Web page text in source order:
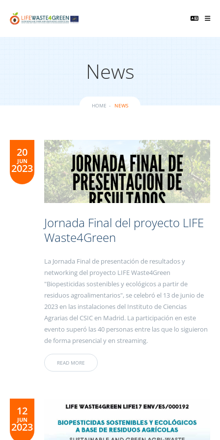
News
HOME NEWS
20
JUN
2023
Jornada Final del proyecto LIFE
Waste4Green
La Jornada Final de presentación de resultados y
networking del proyecto LIFE Waste4Green
"Biopesticidas sostenibles y ecológicos a partir de
residuos agroalimentarios", se celebró el 13 de junio de
2023 en las instalaciones del Instituto de Ciencias
Agrarias del CSIC en Madrid. La participación en este
evento superó las 40 personas entre las que lo siguieron
de forma presencial y en streaming.
READ MORE
12
JUN
2023